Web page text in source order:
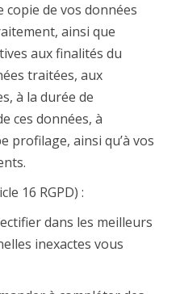
de vos données
ainsi que
aux finalités du
traitées, aux
à la durée de
ces données, à
profilage, ainsi qu’à vos
16 RGPD) :
dans les meilleurs
inexactes vous